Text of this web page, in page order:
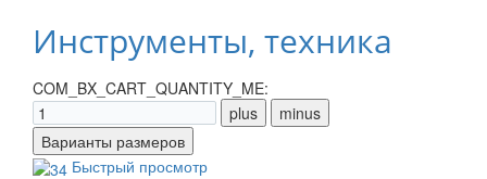
Инструменты, техника
COM_BX_CART_QUANTITY_ME:
Быстрый просмотр